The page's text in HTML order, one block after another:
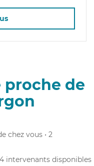
proche de
chez vous • 2
4 intervenants disponibles